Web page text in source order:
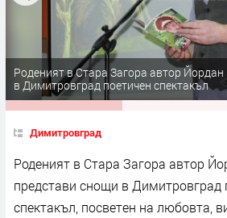
Роденият в Стара Загора автор
в Димитровград поетичен спектакъл
Димитровград
Роденият в Стара Загора автор
представи снощи в Димитровград
спектакъл, посветен на любовта,